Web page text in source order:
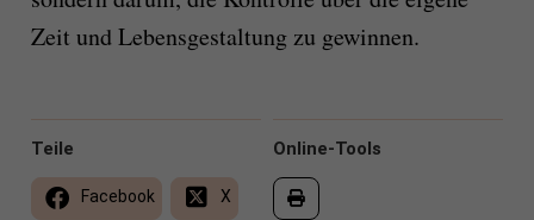
Zeit und Lebensgestaltung zu gewinnen.
Online-Tools
Teile
Facebook X